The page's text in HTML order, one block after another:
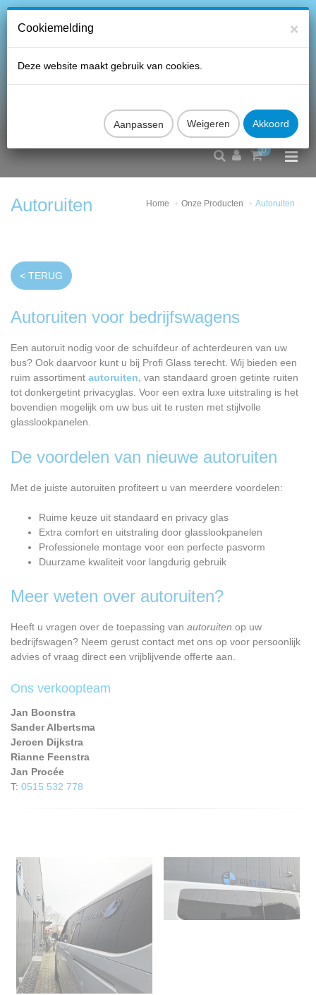
0
Home Onze Producten Autoruiten
Autoruiten
< TERUG
Autoruiten voor bedrijfswagens
Een autoruit nodig voor de schuifdeur of achterdeuren van uw
bus? Ook daarvoor kunt u bij Profi Glass terecht. Wij bieden een
ruim assortiment autoruiten , van standaard groen getinte ruiten
tot donkergetint privacyglas. Voor een extra luxe uitstraling is het
bovendien mogelijk om uw bus uit te rusten met stijlvolle
glasslookpanelen.
De voordelen van nieuwe autoruiten
Met de juiste autoruiten profiteert u van meerdere voordelen:
Ruime keuze uit standaard en privacy glas
Extra comfort en uitstraling door glasslookpanelen
Professionele montage voor een perfecte pasvorm
Duurzame kwaliteit voor langdurig gebruik
Meer weten over autoruiten?
Heeft u vragen over de toepassing van autoruiten op uw
bedrijfswagen? Neem gerust contact met ons op voor persoonlijk
advies of vraag direct een vrijblijvende offerte aan.
Ons verkoopteam
Jan Boonstra
Sander Albertsma
Jeroen Dijkstra
Rianne Feenstra
Jan Procée
T: 0515 532 778
×
Cookiemelding
Deze website maakt gebruik van cookies.
Aanpassen